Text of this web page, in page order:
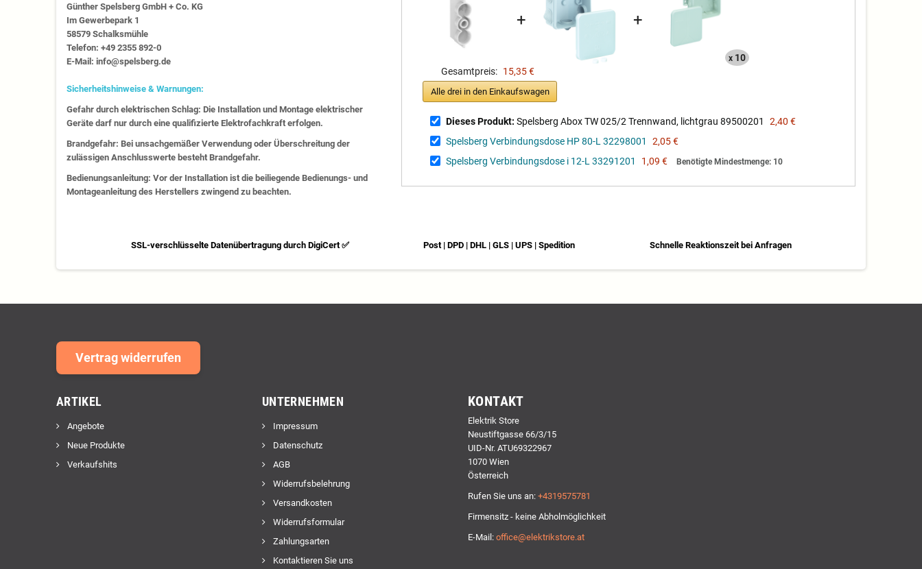
Günther Spelsberg GmbH + Co. KG
Im Gewerbepark 1
58579 Schalksmühle
Telefon: +49 2355 892-0
E-Mail: info@spelsberg.de
Sicherheitshinweise & Warnungen:
Gefahr durch elektrischen Schlag: Die Installation und Montage elektrischer
Geräte darf nur durch eine qualifizierte Elektrofachkraft erfolgen.
Brandgefahr: Bei unsachgemäßer Verwendung oder Überschreitung der
zulässigen Anschlusswerte besteht Brandgefahr.
Bedienungsanleitung: Vor der Installation ist die beiliegende Bedienungs- und
Montageanleitung des Herstellers zwingend zu beachten.
+ +
x10
Gesamtpreis: 15,35 €
Alle drei in den Einkaufswagen
Dieses Produkt: Spelsberg Abox TW 025/2 Trennwand, lichtgrau 89500201
2,40 €
Spelsberg Verbindungsdose HP 80-L 32298001
2,05 €
Spelsberg Verbindungsdose i 12-L 33291201
1,09 € Benötigte Mindestmenge: 10
SSL-verschlüsselte Datenübertragung durch DigiCert ✅ Post | DPD | DHL | GLS | UPS | Spedition Schnelle Reaktionszeit bei Anfragen
Vertrag widerrufen
ARTIKEL
Angebote
Neue Produkte
Verkaufshits
UNTERNEHMEN
Impressum
Datenschutz
AGB
Widerrufsbelehrung
Versandkosten
Widerrufsformular
Zahlungsarten
Kontaktieren Sie uns
KONTAKT
Elektrik Store
Neustiftgasse 66/3/15
UID-Nr. ATU69322967
1070 Wien
Österreich
Rufen Sie uns an: +4319575781
Firmensitz - keine Abholmöglichkeit
E-Mail: office@elektrikstore.at